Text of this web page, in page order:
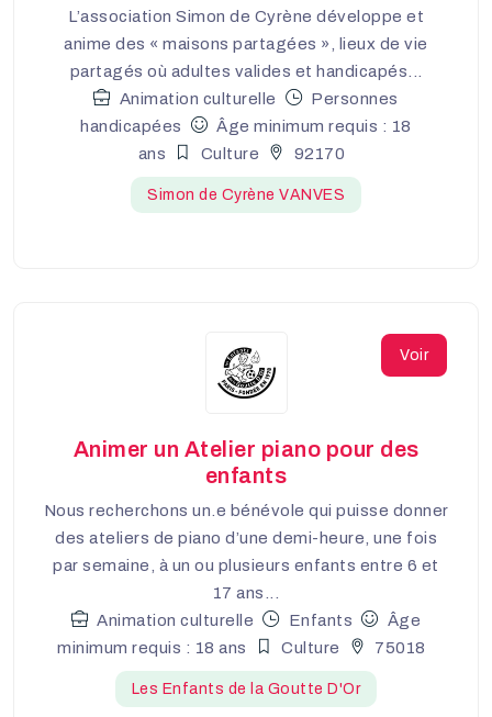
L’association Simon de Cyrène développe et
anime des « maisons partagées », lieux de vie
partagés où adultes valides et handicapés...
Animation culturelle
Personnes
handicapées
Âge minimum requis : 18
ans
Culture 92170
Simon de Cyrène VANVES
Voir
Animer un Atelier piano pour des
enfants
Nous recherchons un.e bénévole qui puisse donner
des ateliers de piano d’une demi-heure, une fois
par semaine, à un ou plusieurs enfants entre 6 et
17 ans...
Animation culturelle
Enfants
Âge
minimum requis : 18 ans
Culture 75018
Les Enfants de la Goutte D'Or